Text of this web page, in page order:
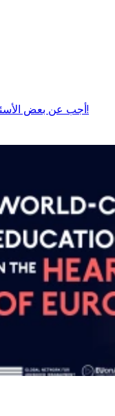
أجب عن بعض الأسئلة وسنطابقك مع البرامج الأنسب لك!